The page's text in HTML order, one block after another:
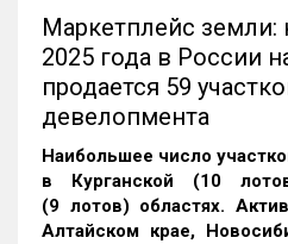
Маркетплейс земли:
2025 года в России
продается 59
девелопмента
Наибольшее число
в Курганской (10
(9 лотов) областях.
Алтайском крае,